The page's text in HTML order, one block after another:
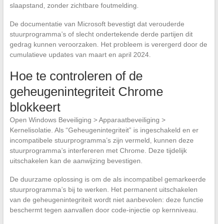
slaapstand, zonder zichtbare foutmelding.
De documentatie van Microsoft bevestigt dat verouderde
stuurprogramma’s of slecht ondertekende derde partijen dit
gedrag kunnen veroorzaken. Het probleem is verergerd door de
cumulatieve updates van maart en april 2024.
Hoe te controleren of de
geheugenintegriteit Chrome
blokkeert
Open Windows Beveiliging > Apparaatbeveiliging >
Kernelisolatie. Als “Geheugenintegriteit” is ingeschakeld en er
incompatibele stuurprogramma’s zijn vermeld, kunnen deze
stuurprogramma’s interfereren met Chrome. Deze tijdelijk
uitschakelen kan de aanwijzing bevestigen.
De duurzame oplossing is om de als incompatibel gemarkeerde
stuurprogramma’s bij te werken. Het permanent uitschakelen
van de geheugenintegriteit wordt niet aanbevolen: deze functie
beschermt tegen aanvallen door code-injectie op kernniveau.